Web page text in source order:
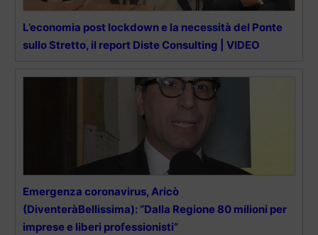
L’economia post lockdown e la necessità del Ponte
sullo Stretto, il report Diste Consulting | VIDEO
Emergenza coronavirus, Aricò
(DiventeràBellissima): “Dalla Regione 80 milioni per
imprese e liberi professionisti”